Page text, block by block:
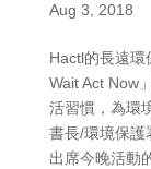
Aug 3, 2018
Hactl的長遠環
Wait Act Now
活習慣，為環
書長/環境保護
出席今晚活動